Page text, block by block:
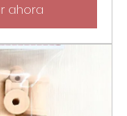
ahora